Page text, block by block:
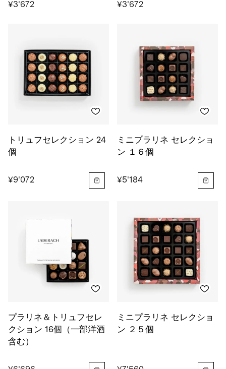
¥3'672 ¥3'672
トリュフセレクション 24
個
¥9'072
ミニプラリネ セレクショ
ン １６個
¥5'184
プラリネ＆トリュフセレ
クション 16個（一部洋酒
含む）
ミニプラリネ セレクショ
ン ２５個